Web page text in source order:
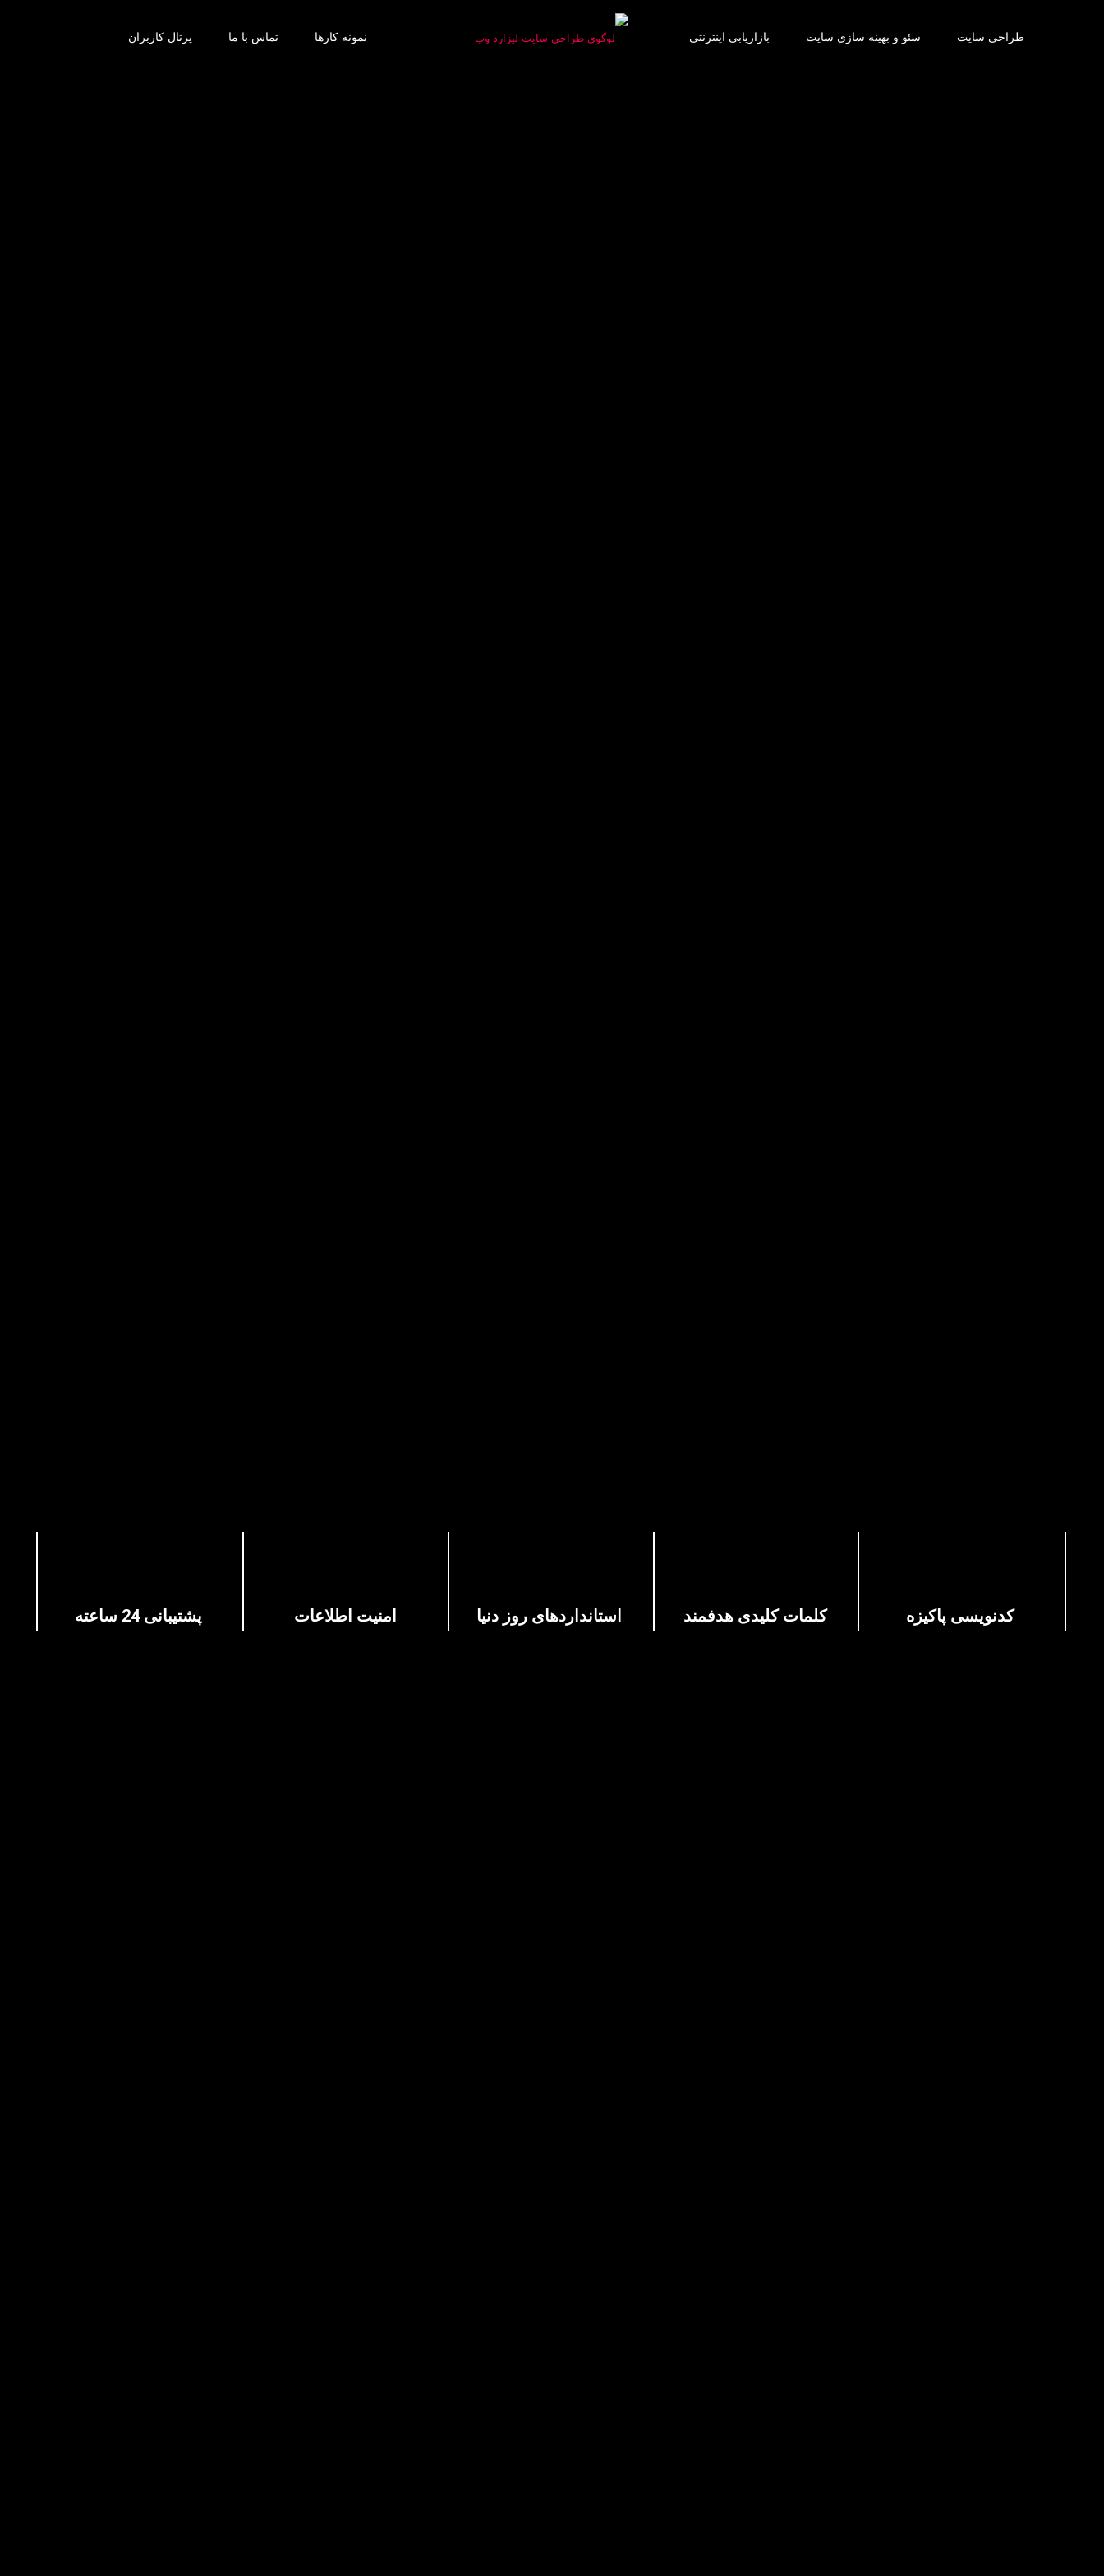
نمونه کارها تماس با ما پرتال کاربران طراحی سایت سئو و بهینه سازی سایت بازاریابی اینترنتی
کدنویسی پاکیزه کلمات کلیدی هدفمند استانداردهای روز دنیا امنیت اطلاعات پشتیبانی 24 ساعته